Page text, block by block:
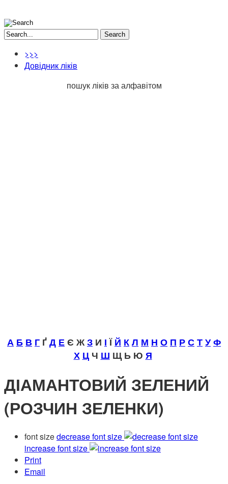
Search
>>>
Довідник ліків
пошук ліків за алфавітом
А Б В Г ҐД ЕЄ ЖЗ И ІЇЙ КЛ М Н О П РСТУФ
Х ЦЧ Ш Щ Ь Ю Я
ДІАМАНТОВИЙ ЗЕЛЕНИЙ
(РОЗЧИН ЗЕЛЕНКИ)
font sizedecrease font size
increase font size
Print
Email